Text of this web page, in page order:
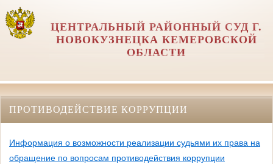
ЦЕНТРАЛЬНЫЙ РАЙОННЫЙ СУД Г.
НОВОКУЗНЕЦКА КЕМЕРОВСКОЙ
ОБЛАСТИ
ПРОТИВОДЕЙСТВИЕ КОРРУПЦИИ
Информация о возможности реализации судьями их права на
обращение по вопросам противодействия коррупции